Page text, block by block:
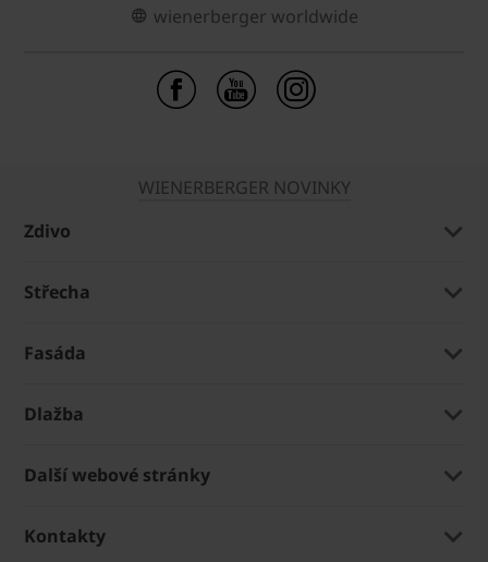
wienerberger worldwide
WIENERBERGER NOVINKY
Zdivo
Střecha
Fasáda
Dlažba
Další webové stránky
Kontakty